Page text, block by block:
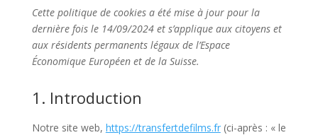
Cette politique de cookies a été mise à jour pour la
dernière fois le 14/09/2024 et s’applique aux citoyens et
aux résidents permanents légaux de l’Espace
Économique Européen et de la Suisse.
1. Introduction
Notre site web, https://transfertdefilms.fr(ci-après : « le